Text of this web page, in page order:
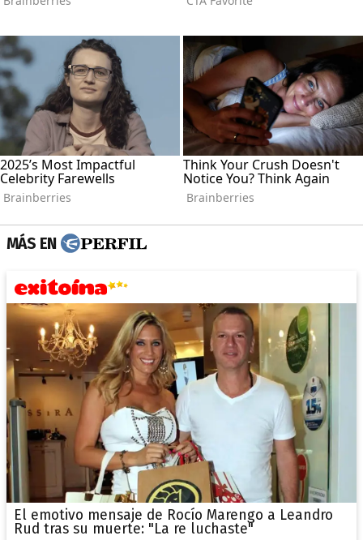
MÁS EN
El emotivo mensaje de Rocío Marengo a Leandro
Rud tras su muerte: "La re luchaste"